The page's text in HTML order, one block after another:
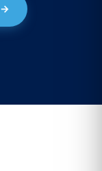
→